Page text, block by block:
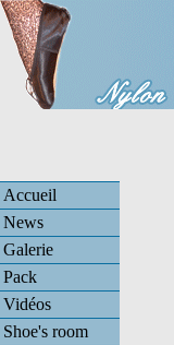
Accueil
News
Galerie
Pack
Vidéos
Shoe's room